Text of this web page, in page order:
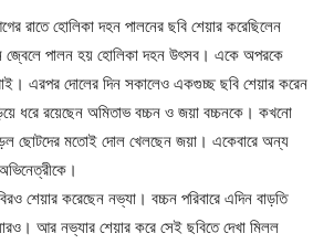
রাতে হোলিকা দহন পালনের ছবি শেয়ার করেছিলেন
জ্বেলে পালন হয় হোলিকা দহন উৎসব। একে অপরকে
এরপর দোলের দিন সকালেও একগুচ্ছ ছবি শেয়ার করেন
ধরে রয়েছেন অমিতাভ বচ্চন ও জয়া বচ্চনকে। কখনো
ছোটদের মতোই দোল খেলছেন জয়া। একেবারে অন্য
শেয়ার করেছেন নভ্যা। বচ্চন পরিবারে এদিন বাড়তি
আর নভ্যার শেয়ার করে সেই ছবিতে দেখা মিলল